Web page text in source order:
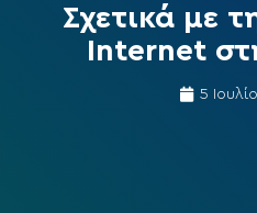
Σχετικά με
Internet
5